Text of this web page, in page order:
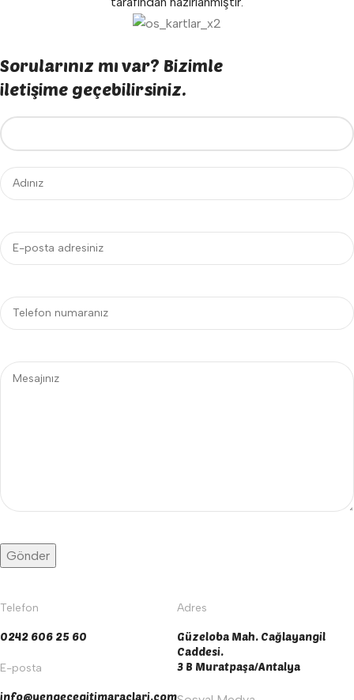
Sorularınız mı var? Bizimle
iletişime geçebilirsiniz.
Telefon
0242 606 25 60
E-posta
info@yengecegitimaraclari.com
Adres
Güzeloba Mah. Cağlayangil
Caddesi.
3 B Muratpaşa/Antalya